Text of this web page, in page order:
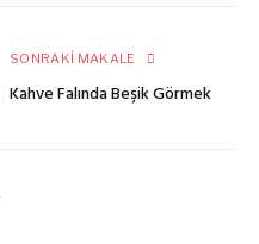
SONRAKI MAKALE
Kahve Falında Beşik Görmek